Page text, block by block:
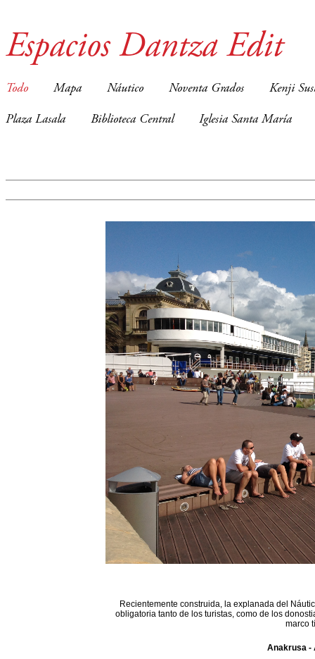
Espacios Dantza Edit
Todo Mapa Náutico Noventa Grados Kenji
Plaza Lasala Biblioteca Central Iglesia Santa María
Recientemente construida, la explanada del
obligatoria tanto de los turistas, como de los
marco
Anakrusa -